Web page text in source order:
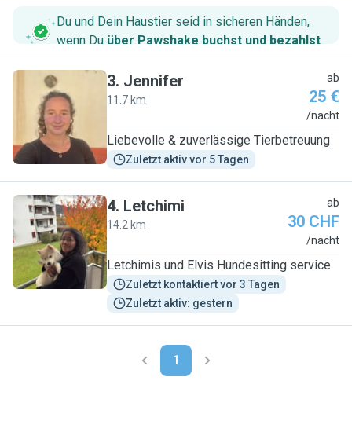
Du und Dein Haustier seid in sicheren Händen,
wenn Du über Pawshake buchst und bezahlst.
J
3. Jennifer
11.7 km
ab
25 €
/nacht
Liebevolle & zuverlässige Tierbetreuung
Zuletzt aktiv vor 5 Tagen
L
4. Letchimi
14.2 km
ab
30 CHF
/nacht
Letchimis und Elvis Hundesitting service
Zuletzt kontaktiert vor 3 Tagen
Zuletzt aktiv: gestern
1